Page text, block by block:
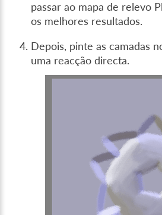
passar ao mapa de relevo
os melhores resultados.
Depois, pinte as camadas
uma reacção directa.